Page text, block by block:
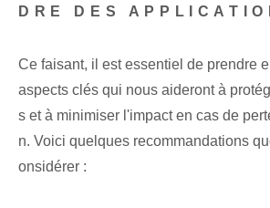
DRE DES
Ce faisant, il est essentiel de prendre
aspects clés qui nous aideront à
s et à minimiser l'impact en cas de
n. Voici quelques recommandations
onsidérer :